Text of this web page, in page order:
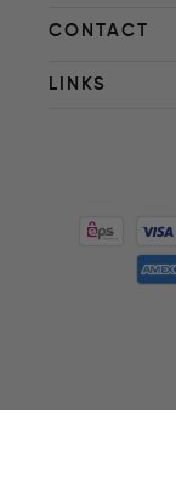
CONTACT
LINKS